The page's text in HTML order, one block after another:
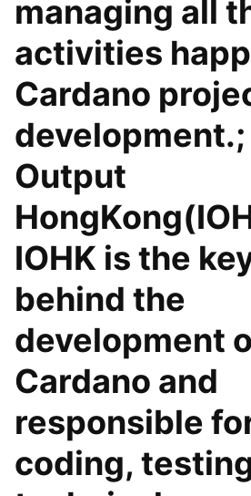
managing all
activities
Cardano
Output
IOHK is the
behind the
development
Cardano and
responsible
coding,